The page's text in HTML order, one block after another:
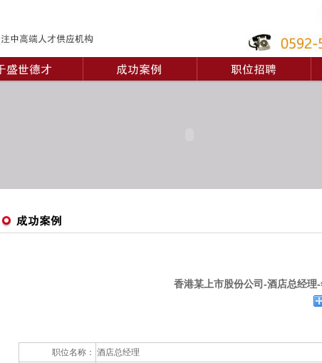
香港某上市股份公司-酒店总经理
职位名称： 酒店总经理